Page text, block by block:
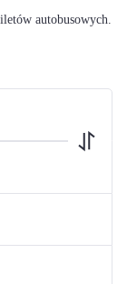
autobusowych.